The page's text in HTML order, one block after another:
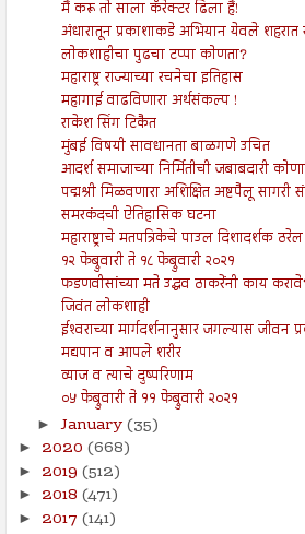
मैं करू तो साला कॅरेक्टर ढिला हैं!
अंधारातून प्रकाशाकडे अभियान येवले शहरात
लोकशाहीचा पुढचा टप्पा कोणता?
महाराष्ट्र राज्याच्या रचनेचा इतिहास
महागाई वाढविणारा अर्थसंकल्प !
राकेश सिंग टिकैत
मुंबई विषयी सावधानता बाळगणे उचित
आदर्श समाजाच्या निर्मितीची जबाबदारी
पद्मश्री मिळवणारा अशिक्षित अष्टपैलू सागरी
समरकंदची ऐतिहासिक घटना
महाराष्ट्राचे मतपत्रिकेचे पाउल दिशादर्शक ठरेल
१२ फेब्रुवारी ते १८ फेब्रुवारी २०२१
फडणवीसांच्या मते उद्धव ठाकरेंनी काय
जिवंत लोकशाही
ईश्‍वराच्या मार्गदर्शनानुसार जगल्यास जीवन
मद्यपान व आपले शरीर
व्याज व त्याचे दुष्परिणाम
०५ फेब्रुवारी ते ११ फेब्रुवारी २०२१
► January(35)
► 2020 (668)
► 2019 (512)
► 2018 (471)
► 2017 (141)